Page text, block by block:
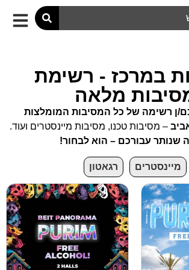
במרכז - רשימת
מלאה
ן רשימה של כל המסיבות המומלצות
– מסיבות טכנו, מסיבות מיינסטרים ועוד.
שנותר עבורכם – הוא לבחור!
מיינסטרים רגאטון